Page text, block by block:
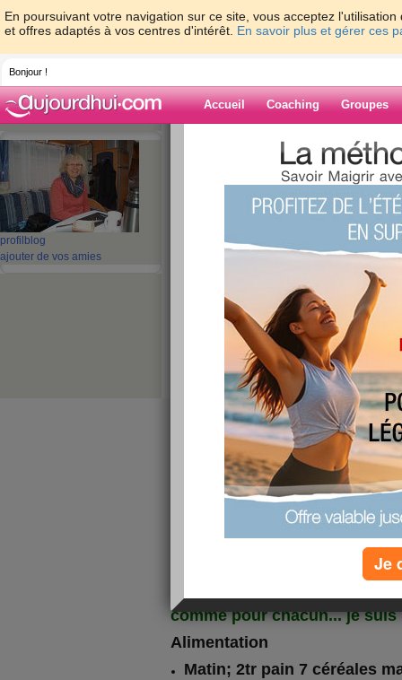
En poursuivant votre navigation sur ce site, vous acceptez
et offres adaptés à vos centres d'intérêt. En savoir plus et gérer ces
Bonjour !
Accueil Coaching Groupes
profil blog
ajouter de vos amies
> > Un
Blog de maya-
Un grand jour
Clémentine...
publié le 29/06/2015 à 22:22
Bonsoir mes amis,
vous avez passé une bonne
bien du soleil après midi... et
c'était une journée bien
midi, ma collègue et moi,
groupe d'adulte à
s'enfermer... nous avons fait
l'extérieur...
J'ai été travailler en vélo, et
pédaler vite car ce soir, c'est
avons été à la remise des
Clémentine... c'est un grand
dans la vie... C'est le grand
études et comme elle veut
l'inscrire mercredi à UCL
comme pour chacun... je
Alimentation
Matin; 2tr pain 7 céréales
Je